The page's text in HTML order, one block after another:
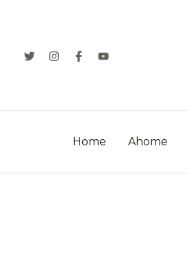
Home Ahome